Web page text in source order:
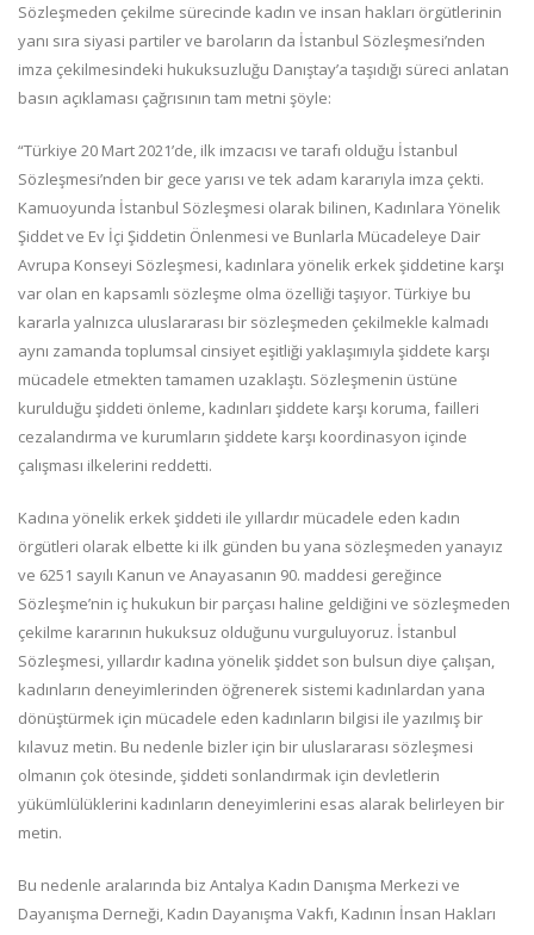
Sözleşmeden çekilme sürecinde kadın ve insan hakları örgütlerinin
yanı sıra siyasi partiler ve baroların da İstanbul Sözleşmesi’nden
imza çekilmesindeki hukuksuzluğu Danıştay’a taşıdığı süreci anlatan
basın açıklaması çağrısının tam metni şöyle:
“Türkiye 20 Mart 2021’de, ilk imzacısı ve tarafı olduğu İstanbul
Sözleşmesi’nden bir gece yarısı ve tek adam kararıyla imza çekti.
Kamuoyunda İstanbul Sözleşmesi olarak bilinen, Kadınlara Yönelik
Şiddet ve Ev İçi Şiddetin Önlenmesi ve Bunlarla Mücadeleye Dair
Avrupa Konseyi Sözleşmesi, kadınlara yönelik erkek şiddetine karşı
var olan en kapsamlı sözleşme olma özelliği taşıyor. Türkiye bu
kararla yalnızca uluslararası bir sözleşmeden çekilmekle kalmadı
aynı zamanda toplumsal cinsiyet eşitliği yaklaşımıyla şiddete karşı
mücadele etmekten tamamen uzaklaştı. Sözleşmenin üstüne
kurulduğu şiddeti önleme, kadınları şiddete karşı koruma, failleri
cezalandırma ve kurumların şiddete karşı koordinasyon içinde
çalışması ilkelerini reddetti.
Kadına yönelik erkek şiddeti ile yıllardır mücadele eden kadın
örgütleri olarak elbette ki ilk günden bu yana sözleşmeden yanayız
ve 6251 sayılı Kanun ve Anayasanın 90. maddesi gereğince
Sözleşme’nin iç hukukun bir parçası haline geldiğini ve sözleşmeden
çekilme kararının hukuksuz olduğunu vurguluyoruz. İstanbul
Sözleşmesi, yıllardır kadına yönelik şiddet son bulsun diye çalışan,
kadınların deneyimlerinden öğrenerek sistemi kadınlardan yana
dönüştürmek için mücadele eden kadınların bilgisi ile yazılmış bir
kılavuz metin. Bu nedenle bizler için bir uluslararası sözleşmesi
olmanın çok ötesinde, şiddeti sonlandırmak için devletlerin
yükümlülüklerini kadınların deneyimlerini esas alarak belirleyen bir
metin.
Bu nedenle aralarında biz Antalya Kadın Danışma Merkezi ve
Dayanışma Derneği, Kadın Dayanışma Vakfı, Kadının İnsan Hakları